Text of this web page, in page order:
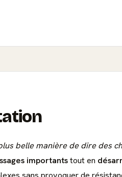
belle manière de dire des
importantstout en